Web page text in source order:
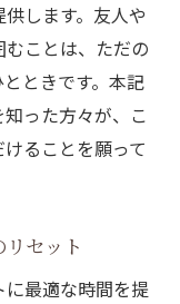
します。友人や
ことは、ただの
ときです。本記
った方々が、こ
ることを願って
セット
最適な時間を提